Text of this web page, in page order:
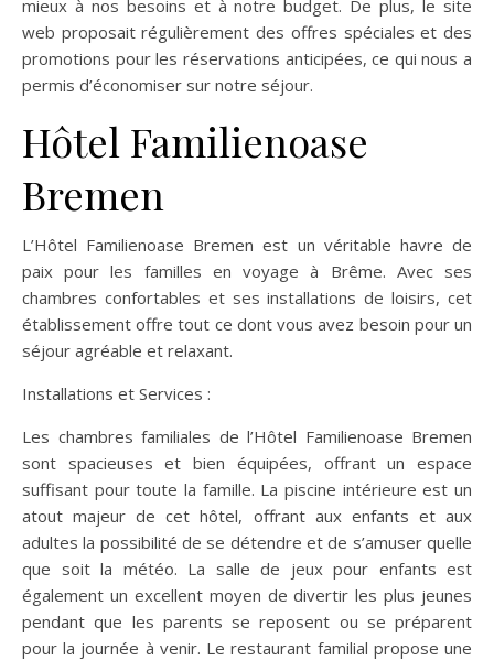
mieux à nos besoins et à notre budget. De plus, le site
web proposait régulièrement des offres spéciales et des
promotions pour les réservations anticipées, ce qui nous a
permis d’économiser sur notre séjour.
Hôtel Familienoase
Bremen
L’Hôtel Familienoase Bremen est un véritable havre de
paix pour les familles en voyage à Brême. Avec ses
chambres confortables et ses installations de loisirs, cet
établissement offre tout ce dont vous avez besoin pour un
séjour agréable et relaxant.
Installations et Services :
Les chambres familiales de l’Hôtel Familienoase Bremen
sont spacieuses et bien équipées, offrant un espace
suffisant pour toute la famille. La piscine intérieure est un
atout majeur de cet hôtel, offrant aux enfants et aux
adultes la possibilité de se détendre et de s’amuser quelle
que soit la météo. La salle de jeux pour enfants est
également un excellent moyen de divertir les plus jeunes
pendant que les parents se reposent ou se préparent
pour la journée à venir. Le restaurant familial propose une